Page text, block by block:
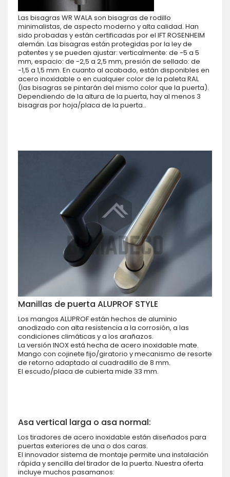
Las bisagras WR WALA son bisagras de rodillo
minimalistas, de aspecto moderno y alta calidad. Han
sido probadas y están certificadas por el IFT ROSENHEIM
alemán. Las bisagras están protegidas por la ley de
patentes y se pueden ajustar: verticalmente: de -5 a 5
mm, espacio: de -2,5 a 2,5 mm, presión de sellado: de
-1,5 a 1,5 mm. En cuanto al acabado, están disponibles en
acero inoxidable o en cualquier color de la paleta RAL
(las bisagras se pintarán del mismo color que la puerta).
Dependiendo de la altura de la puerta, hay al menos 3
bisagras por hoja/placa de la puerta..
Manillas de puerta ALUPROF STYLE
Los mangos ALUPROF están hechos de aluminio
anodizado con alta resistencia a la corrosión, a las
condiciones climáticas y a los arañazos.
La versión INOX está hecha de acero inoxidable mate.
Mango con cojinete fijo/giratorio y mecanismo de resorte
de retorno adaptado al cuadradillo de 8 mm.
El escudo/placa de cubierta mide 33 mm.
Asa vertical larga o asa normal:
Los tiradores de acero inoxidable están diseñados para
puertas exteriores de una o dos caras.
El innovador sistema de montaje permite una instalación
rápida y sencilla del tirador de la puerta. Nuestra oferta
incluye muchos pasamanos: